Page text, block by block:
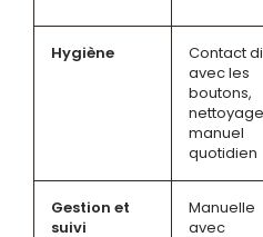
Hygiène
Contact
avec les
boutons,
nettoyage
manuel
quotidien
Gestion et
suivi
Manuelle
avec